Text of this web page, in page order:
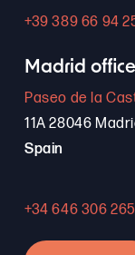
+39 389 66 94
Madrid office
Paseo de la
11A 28046
Spain
+34 646 306 265